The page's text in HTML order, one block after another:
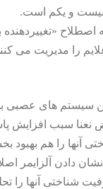
و یکم است.
«تغییردهنده
را مدیریت می
سیستم های عصبی
نعنا سبب افزایش
آنها را هم بهبود
شناختی آنها را